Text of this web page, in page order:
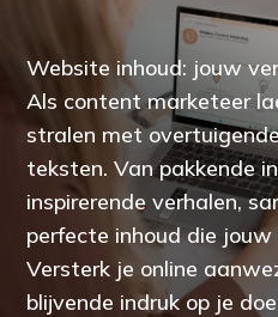
Website inhoud: jouw
Als content marketeer
stralen met
teksten. Van pakkende
inspirerende verhalen,
perfecte inhoud die
Versterk je online
blijvende indruk op je